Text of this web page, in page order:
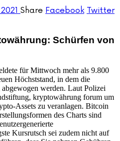
Share Facebook Twitter
Schürfen von
für Mittwoch mehr als 9.800
Höchststand, in dem die
werden. Laut Polizei
kryptowährung forum um
Assets zu veranlagen. Bitcoin
des Charts sind
Kursrutsch sei zudem nicht auf